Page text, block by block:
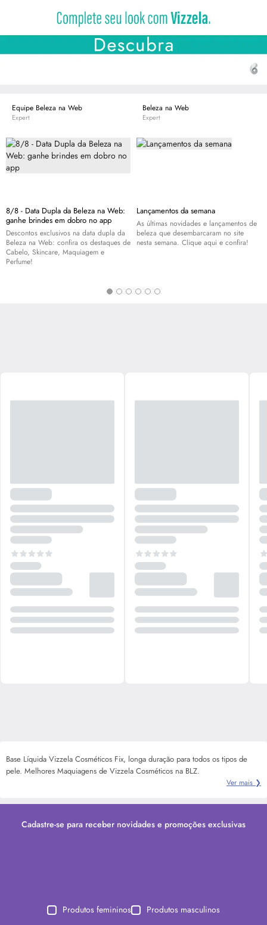
Equipe Beleza na Web
Expert
8/8 - Data Dupla da Beleza na Web:
ganhe brindes em dobro no app
Descontos exclusivos na data dupla da
Beleza na Web: confira os destaques de
Cabelo, Skincare, Maquiagem e
Perfume!
Beleza na Web
Expert
Lançamentos da semana
As últimas novidades e lançamentos de
beleza que desembarcaram no site
nesta semana. Clique aqui e confira!
Base Líquida Vizzela Cosméticos Fix, longa duração para todos os tipos de
pele. Melhores Maquiagens de Vizzela Cosméticos na BLZ.
Ver mais ❯
Cadastre-se para receber novidades e promoções exclusivas
Produtos femininos Produtos masculinos